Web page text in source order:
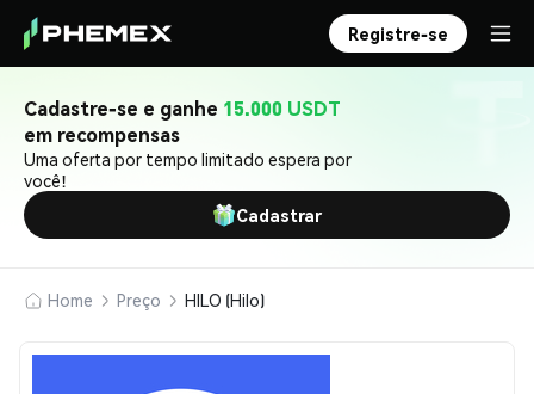
Registre-se
Cadastre-se e ganhe 15.000 USDT
em recompensas
Uma oferta por tempo limitado espera por
você!
Cadastrar
Home Preço HILO (Hilo)